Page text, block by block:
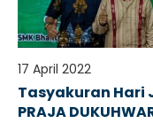
17 April 2022
Tasyakuran Hari
PRAJA